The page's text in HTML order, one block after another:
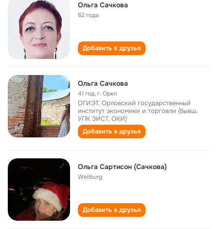
Ольга Сачкова
62 года
Добавить в друзья
Ольга Сачкова
41 год,г. Орел
ОГИЭТ, Орловский государственный
институт экономики и торговли (бывш.
УПК ЗИСТ, ОКИ)
Добавить в друзья
Ольга Сартисон (Сачкова)
Weilburg
Добавить в друзья